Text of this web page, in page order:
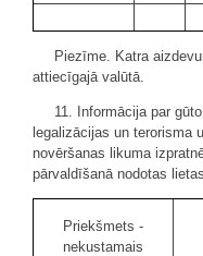
Piezīme. Katra
attiecīgajā valūtā.
11. Informācija par
legalizācijas un terorisma
novēršanas likuma
pārvaldīšanā nodotas
Priekšmets -
nekustamais